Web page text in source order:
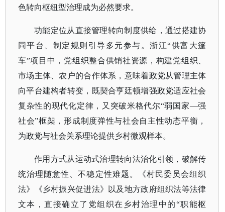
色转向枢纽型治理成为必然要求。
功能定位从直接管理转向制度供给，通过搭建协
同平台、制定规则引导多元参与。浙江“供富大篷
车”项目中，党组织整合供销社资源，构建党组织、
市场主体、农户的合作体系，意味着政党从管理主体
向平台建构者转变，既契合亨廷顿增强政党适应社会
复杂性的现代化定律，又突破米格代尔“弱国家—强
社会”框架，形成制度弹性与社会自主性动态平衡，
为政党与社会关系理论提供乡村微观样本。
作用方式从运动式治理转向法治化引领，破解传
统治理随意性、不稳定性难题。《村民委员会组织
法》《乡村振兴促进法》以及地方政府组织法等法律
文本，直接确立了党组织在乡村治理中的“职能枢